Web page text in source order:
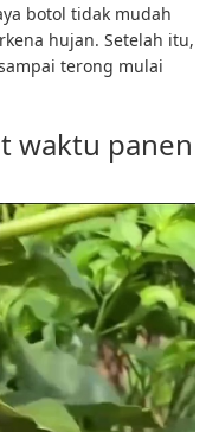
botol tidak mudah
hujan. Setelah itu,
terong mulai
waktu panen